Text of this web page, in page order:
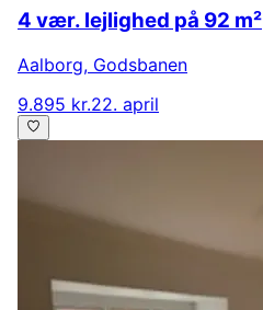
4 vær. lejlighed på 92 m²
Aalborg, Godsbanen
9.895 kr.22. april